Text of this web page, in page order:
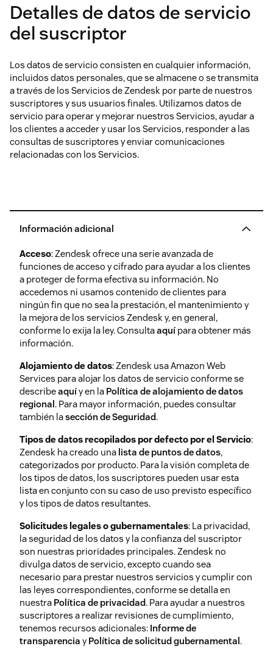
ocultar o retirar datos sensibles
en comentarios de tickets de
soporte, y suprimir de forma
pueda proteger la información
confidencial. Los datos se
ocultan de tickets a través de la
UI o la API para impedir que se
almacene información sensible
en Zendesk. Obtén más
información sobre la supresión
a través de la
de tarjetas bancarias en los
tickets que envíe el suscriptor.
Cuando se active, los números
de tarjetas bancarias se
sustituirán parcialmente con
casillas en blanco en el ticket.
También se ocultan en los
registros y entradas en bases de
datos. Para saber más sobre
cómo activar esta función y
cómo se detectan los números
ocultación automática de
números de tarjetas bancarias
en ticketsy enchats.
spam para el
centro de
ayuda de
Guide
de Zendesk puede utilizarse
para evitar que se publiquen
publicaciones de spam de
usuarios finales en tu centro de
ayuda de Guide.Más
información sobre el filtrado de
spam en Guide.
Firma de
correos
electrónicos
(DMARC)
Zendesk
ofreceDMARC(autenticación,
informe y conformidad de
mensajes basados en dominio)
para firmar los correos
electrónicos salientes de
Zendesk cuando tienes que
haz clic aquí
Reglas corporativas vinculantes para el encargado
datos de Zendesk
Solicitudes de interesados
Cumplimiento avanzado
Detalles de datos de servicio
del suscriptor
Los datos de servicio consisten en cualquier información,
incluidos datos personales, que se almacene o se transmita
a través de los Servicios de Zendesk por parte de nuestros
suscriptores y sus usuarios finales. Utilizamos datos de
servicio para operar y mejorar nuestros Servicios, ayudar a
los clientes a acceder y usar los Servicios, responder a las
consultas de suscriptores y enviar comunicaciones
relacionadas con los Servicios.
Información adicional
Acceso: Zendesk ofrece una serie avanzada de
funciones de acceso y cifrado para ayudar a los clientes
a proteger de forma efectiva su información. No
accedemos ni usamos contenido de clientes para
ningún fin que no sea la prestación, el mantenimiento y
la mejora de los servicios Zendesk y, en general,
conforme lo exija la ley. Consultaaquípara obtener más
información.
Alojamiento de datos: Zendesk usa Amazon Web
Services para alojar los datos de servicio conforme se
describeaquíy en la Política de alojamiento de datos
regional. Para mayor información, puedes consultar
también lasección de Seguridad.
Tipos de datos recopilados por defecto por el Servicio:
Zendesk ha creado una lista de puntos de datos,
categorizados por producto. Para la visión completa de
los tipos de datos, los suscriptores pueden usar esta
lista en conjunto con su caso de uso previsto específico
y los tipos de datos resultantes.
Solicitudes legales o gubernamentales: La privacidad,
la seguridad de los datos y la confianza del suscriptor
son nuestras prioridades principales. Zendesk no
divulga datos de servicio, excepto cuando sea
necesario para prestar nuestros servicios y cumplir con
las leyes correspondientes, conforme se detalla en
nuestra Política de privacidad. Para ayudar a nuestros
suscriptores a realizar revisiones de cumplimiento,
tenemos recursos adicionales: Informe de
transparencia yPolítica de solicitud gubernamental.